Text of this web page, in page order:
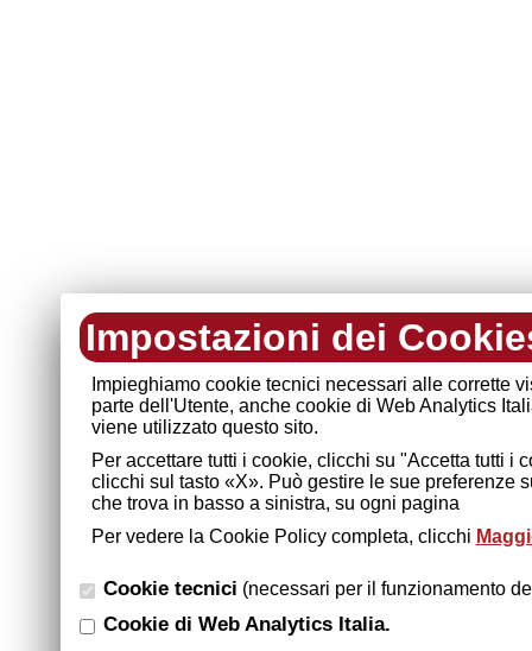
Impostazioni dei
Impieghiamo cookie tecnici necessari alle corrette
parte dell'Utente, anche cookie di Web Analytics
viene utilizzato questo sito.
Per accettare tutti i cookie, clicchi su "Accetta tutti
clicchi sul tasto «X». Può gestire le sue preferenze
che trova in basso a sinistra, su ogni pagina
Per vedere la Cookie Policy completa, clicchi
Cookie tecnici (necessari per il funzionamento
Cookie di Web Analytics Italia.